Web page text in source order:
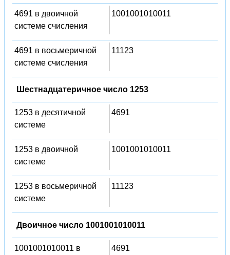
4691 в двоичной
системе счисления
1001001010011
4691 в восьмеричной
системе счисления
11123
Шестнадцатеричное число 1253
1253 в десятичной
системе
4691
1253 в двоичной
системе
1001001010011
1253 в восьмеричной
системе
11123
Двоичное число 1001001010011
1001001010011 в
4691